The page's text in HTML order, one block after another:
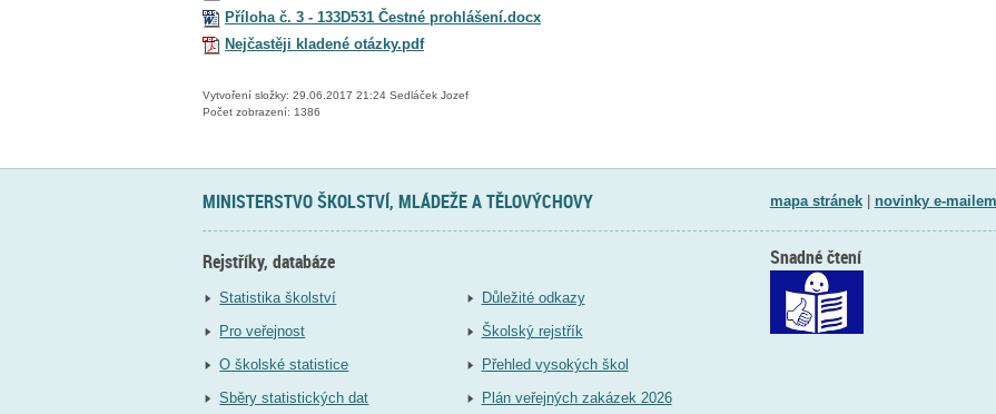
Příloha č. 3 - 133D531 Čestné prohlášení.docx
Nejčastěji kladené otázky.pdf
Vytvoření složky: 29.06.2017 21:24 Sedláček Jozef
Počet zobrazení: 1386
MINISTERSTVO ŠKOLSTVÍ, MLÁDEŽE A TĚLOVÝCHOVY mapa stránek| novinky e-mailem
Rejstříky, databáze
Statistika školství
Pro veřejnost
O školské statistice
Sběry statistických dat
Důležité odkazy
Školský rejstřík
Přehled vysokých škol
Plán veřejných zakázek 2026
Snadné čtení